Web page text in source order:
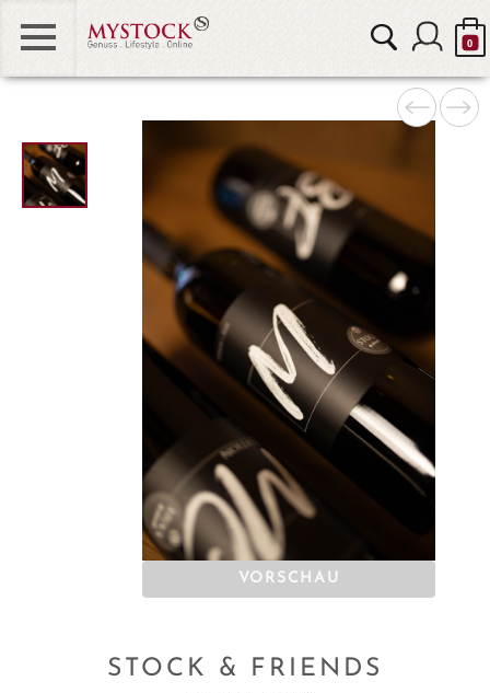
0
STOCK & FRIENDS
STOCK DIAMOND
STOCK KIDS & TEENS
STOCK HOME
GUTSCHEINE
"
alt="STOCK
&
VORSCHAU
STOCK & FRIENDS